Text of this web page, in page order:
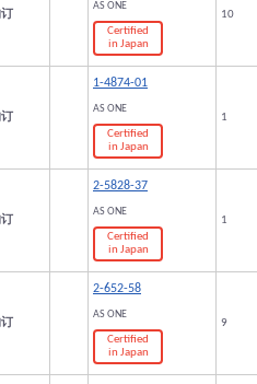
AS ONE
Certified
in Japan
10
1-4874-01
AS ONE
Certified
in Japan
1
2-5828-37
AS ONE
Certified
in Japan
1
2-652-58
AS ONE
Certified
in Japan
9